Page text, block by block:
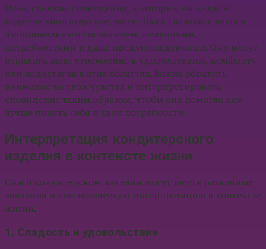
Итак, сладкие сновидения, в которых вы видите
изделие кондитерское, могут быть связаны с вашим
эмоциональным состоянием, желаниями,
потребностями и даже предупреждениями. Они могут
отражать ваше стремление к удовольствию, комфорту
или недостаток в этих областях. Важно обратить
внимание на свои чувства и интерпретировать
сновидение таким образом, чтобы оно помогло вам
лучше понять себя и свои потребности.
Интерпретация кондитерского
изделия в контексте жизни
Сны о кондитерском изделии могут иметь различные
значения и символическую интерпретацию в контексте
жизни.
1. Сладость и удовольствие